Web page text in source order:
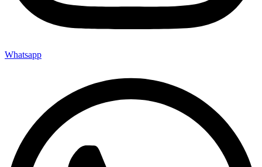
Whatsapp